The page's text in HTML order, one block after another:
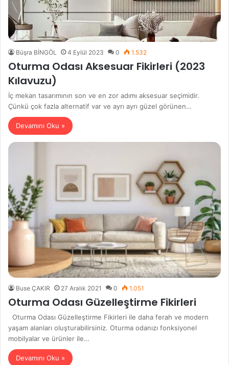
Büşra BİNGÖL 4 Eylül 2023 0 1.532
Oturma Odası Aksesuar Fikirleri (2023
Kılavuzu)
İç mekan tasarımının son ve en zor adımı aksesuar seçimidir.
Çünkü çok fazla alternatif var ve ayrı ayrı güzel görünen…
Devamını Oku »
Buse ÇAKIR 27 Aralık 2021 0 1.051
Oturma Odası Güzelleştirme Fikirleri
Oturma Odası Güzelleştirme Fikirleri ile daha ferah ve modern
yaşam alanları oluşturabilirsiniz. Oturma odanızı fonksiyonel
mobilyalar ve ürünler ile…
Devamını Oku »